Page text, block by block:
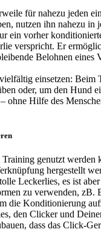
für nahezu jeden
nutzen ihn nahezu in
ein vorher
verspricht. Er
Belohnen eines
einsetzen: Beim
oder, um den Hund
ohne Hilfe des
genutzt werden
hergestellt
Leckerlies, es ist
zu verwenden, zB.
die Konditionierung
den Clicker und
dass das Click-